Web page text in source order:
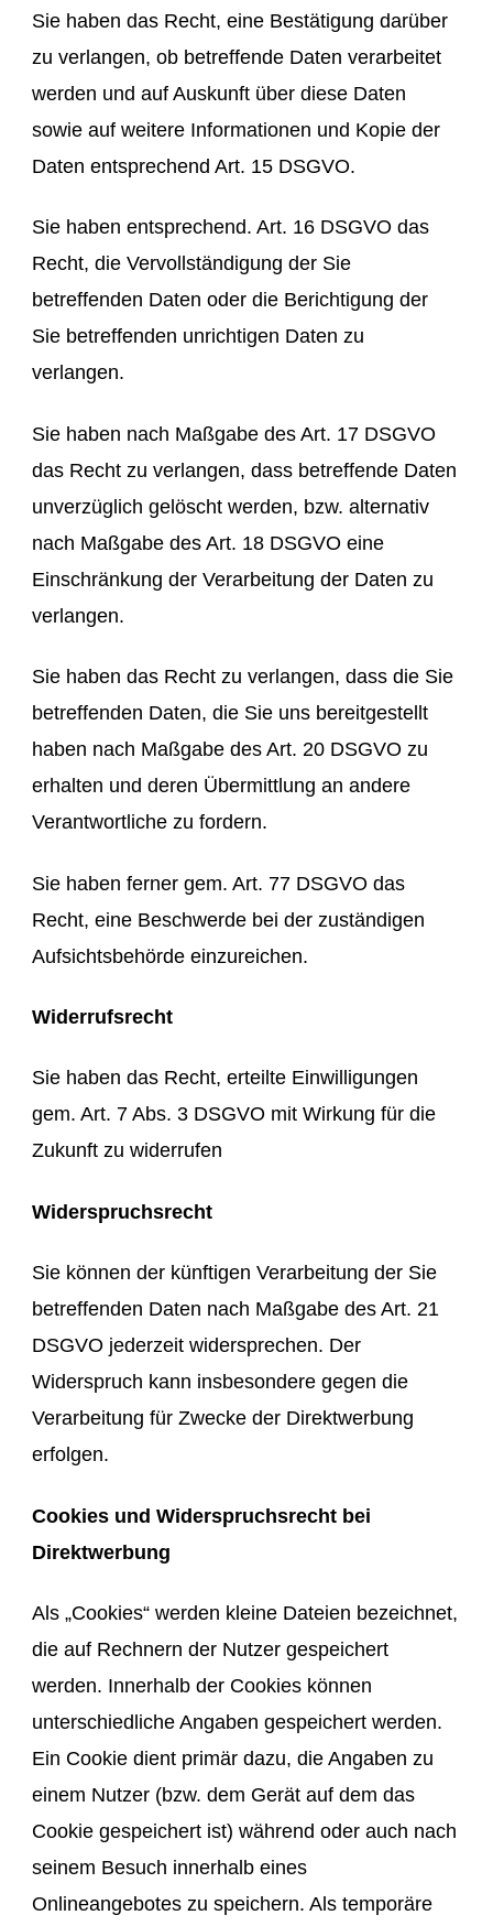
Sie haben das Recht, eine Bestätigung darüber
zu verlangen, ob betreffende Daten verarbeitet
werden und auf Auskunft über diese Daten
sowie auf weitere Informationen und Kopie der
Daten entsprechend Art. 15 DSGVO.
Sie haben entsprechend. Art. 16 DSGVO das
Recht, die Vervollständigung der Sie
betreffenden Daten oder die Berichtigung der
Sie betreffenden unrichtigen Daten zu
verlangen.
Sie haben nach Maßgabe des Art. 17 DSGVO
das Recht zu verlangen, dass betreffende Daten
unverzüglich gelöscht werden, bzw. alternativ
nach Maßgabe des Art. 18 DSGVO eine
Einschränkung der Verarbeitung der Daten zu
verlangen.
Sie haben das Recht zu verlangen, dass die Sie
betreffenden Daten, die Sie uns bereitgestellt
haben nach Maßgabe des Art. 20 DSGVO zu
erhalten und deren Übermittlung an andere
Verantwortliche zu fordern.
Sie haben ferner gem. Art. 77 DSGVO das
Recht, eine Beschwerde bei der zuständigen
Aufsichtsbehörde einzureichen.
Widerrufsrecht
Sie haben das Recht, erteilte Einwilligungen
gem. Art. 7 Abs. 3 DSGVO mit Wirkung für die
Zukunft zu widerrufen
Widerspruchsrecht
Sie können der künftigen Verarbeitung der Sie
betreffenden Daten nach Maßgabe des Art. 21
DSGVO jederzeit widersprechen. Der
Widerspruch kann insbesondere gegen die
Verarbeitung für Zwecke der Direktwerbung
erfolgen.
Cookies und Widerspruchsrecht bei
Direktwerbung
Als „Cookies“ werden kleine Dateien bezeichnet,
die auf Rechnern der Nutzer gespeichert
werden. Innerhalb der Cookies können
unterschiedliche Angaben gespeichert werden.
Ein Cookie dient primär dazu, die Angaben zu
einem Nutzer (bzw. dem Gerät auf dem das
Cookie gespeichert ist) während oder auch nach
seinem Besuch innerhalb eines
Onlineangebotes zu speichern. Als temporäre